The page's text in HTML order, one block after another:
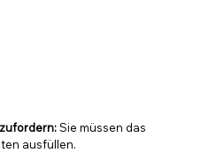
Sie müssen das
ausfüllen.